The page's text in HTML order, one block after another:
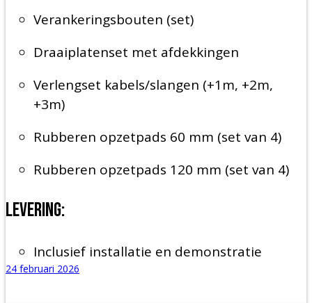
Verankeringsbouten (set)
Draaiplatenset met afdekkingen
Verlengset kabels/slangen (+1m, +2m,
+3m)
Rubberen opzetpads 60 mm (set van 4)
Rubberen opzetpads 120 mm (set van 4)
Levering:
Inclusief installatie en demonstratie
24 februari 2026